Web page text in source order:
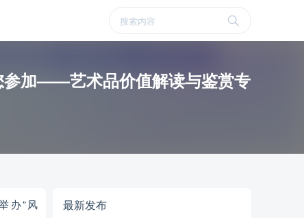
参加——艺术品价值解读与鉴赏专
办“风
最新发布